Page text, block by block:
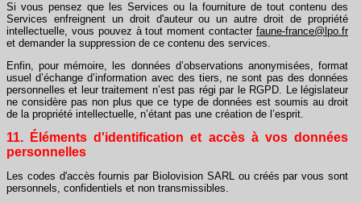
Si vous pensez que les Services ou la fourniture de tout contenu des
Services enfreignent un droit d'auteur ou un autre droit de propriété
intellectuelle, vous pouvez à tout moment contacter faune-france@lpo.fr
et demander la suppression de ce contenu des services.
Enfin, pour mémoire, les données d’observations anonymisées, format
usuel d’échange d’information avec des tiers, ne sont pas des données
personnelles et leur traitement n’est pas régi par le RGPD. Le législateur
ne considère pas non plus que ce type de données est soumis au droit
de la propriété intellectuelle, n’étant pas une création de l’esprit.
11. Éléments d'identification et accès à vos données
personnelles
Les codes d'accès fournis par Biolovision SARL ou créés par vous sont
personnels, confidentiels et non transmissibles.